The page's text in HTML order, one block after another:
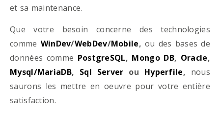
et sa maintenance.
Que votre besoin concerne des technologies
comme WinDev/WebDev/Mobile, ou des bases de
données comme PostgreSQL, Mongo DB, Oracle,
Mysql/MariaDB, Sql Server ou Hyperfile, nous
saurons les mettre en oeuvre pour votre entière
satisfaction.